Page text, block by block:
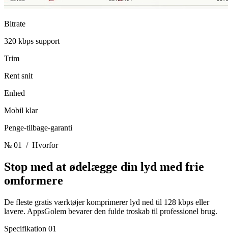
Bitrate
320 kbps support
Trim
Rent snit
Enhed
Mobil klar
Penge-tilbage-garanti
№ 01
/ Hvorfor
Stop med at ødelægge din lyd med frie
omformere
De fleste gratis værktøjer komprimerer lyd ned til 128 kbps eller
lavere. AppsGolem bevarer den fulde troskab til professionel brug.
Specifikation 01